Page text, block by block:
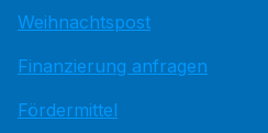
Weihnachtspost
Finanzierung anfragen
Fördermittel